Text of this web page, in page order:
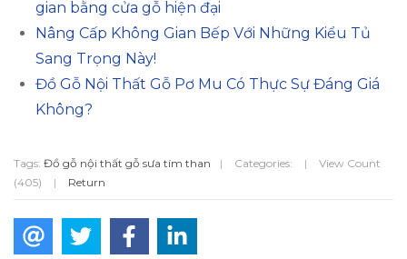
gian bằng cửa gỗ hiện đại
Nâng Cấp Không Gian Bếp Với Những Kiểu Tủ
Sang Trọng Này!
Đồ Gỗ Nội Thất Gỗ Pơ Mu Có Thực Sự Đáng Giá
Không?
Tags: Đồ gỗ nội thất gỗ sưa tím than | Categories: |
View Count
(405)
| Return